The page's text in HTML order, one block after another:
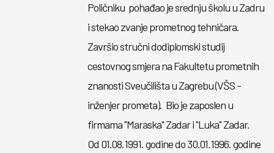
Poličniku pohađao je srednju školu u Zadru
i stekao zvanje prometnog tehničara.
Završio stručni dodiplomski studij
cestovnog smjera na Fakultetu prometnih
znanosti Sveučilišta u Zagrebu (VŠS -
inženjer prometa). Bio je zaposlen u
firmama ''Maraska'' Zadar i ''Luka'' Zadar.
Od 01.08.1991. godine do 30.01.1996. godine